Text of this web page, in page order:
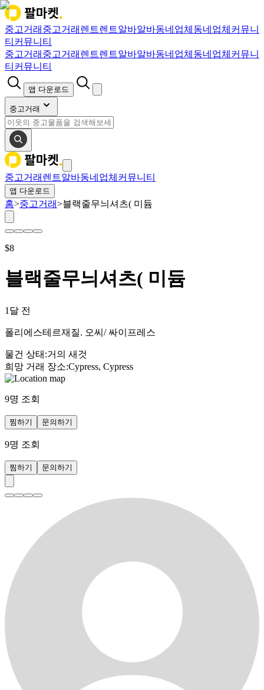
중고거래 중고거래 렌트렌트알바알바동네업체 동네업체 커뮤니
티 커뮤니티
중고거래 중고거래 렌트렌트알바알바동네업체 동네업체 커뮤니
티 커뮤니티
앱 다운로드
중고거래
중고거래 렌트알바동네업체 커뮤니티
앱 다운로드
홈>중고거래>블랙줄무늬셔츠( 미듐
$8
블랙줄무늬셔츠( 미듐
1달 전
폴리에스테르재질. 오씨/ 싸이프레스
물건 상태 :거의 새것
희망 거래 장소:Cypress, Cypress
9명 조회
찜하기 문의하기
9명 조회
찜하기 문의하기